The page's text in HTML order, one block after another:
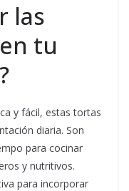
las
tu
y fácil, estas tortas
diaria. Son
para cocinar
y nutritivos.
para incorporar